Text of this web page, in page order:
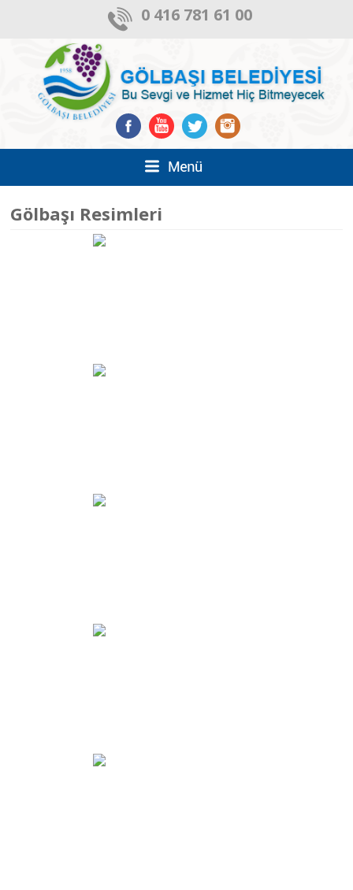
0 416 781 61 00
Gölbaşı Resimleri